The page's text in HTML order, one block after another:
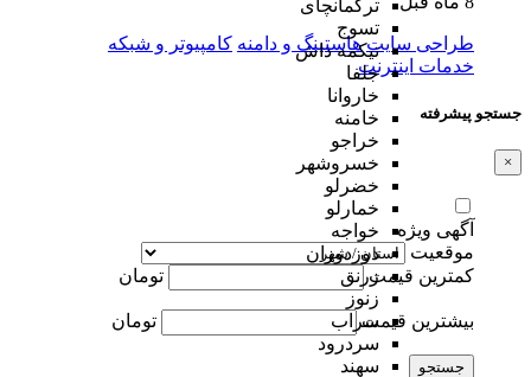
ترکمانچای
تسوج
تیکمه داش
جلفا
خاروانا
خامنه
خراجو
خسروشهر
خضرلو
خمارلو
خواجه
دوزدوزان
زرنق
زنوز
سراب
سردرود
سهند
طراحی سایت هاستینگ و دامنه کامپیوتر و شبکه
خدمات اینترنت
جستجو پیشرفته
×
آگهی ویژه
موقعیت
کمترین قیمت
تومان
بیشترین قیمت تومان
جستجو